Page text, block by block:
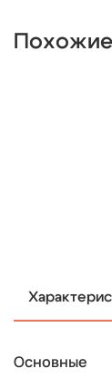
Основные